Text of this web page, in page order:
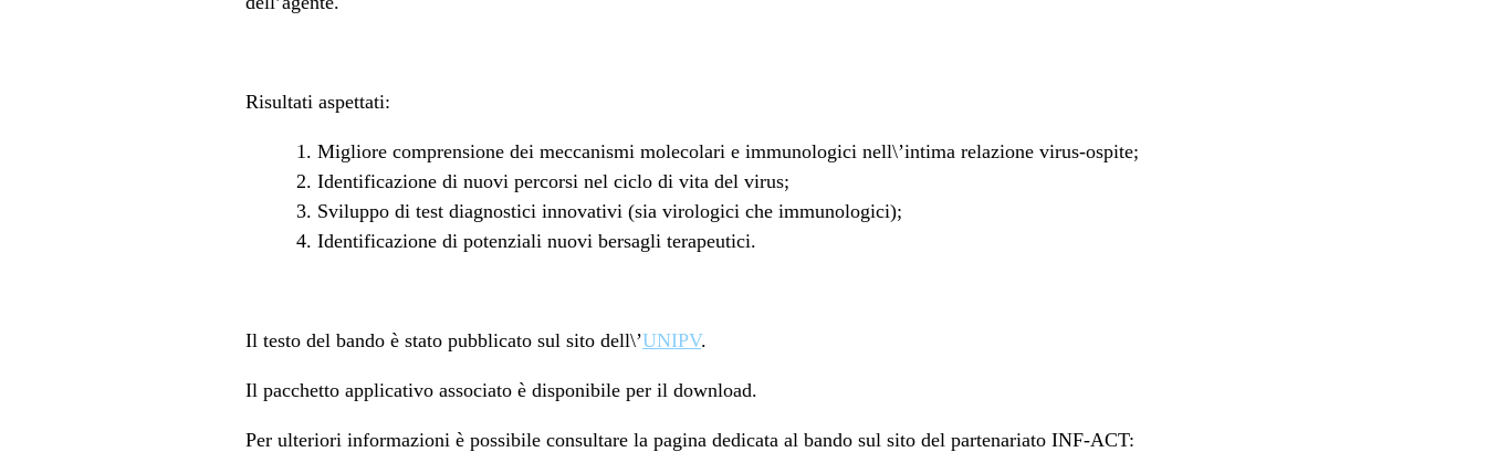
Risultati aspettati:
Migliore comprensione dei meccanismi molecolari e immunologici nell\’intima relazione virus-ospite;
Identificazione di nuovi percorsi nel ciclo di vita del virus;
Sviluppo di test diagnostici innovativi (sia virologici che immunologici);
Identificazione di potenziali nuovi bersagli terapeutici.
Il testo del bando è stato pubblicato sul sito dell\’UNIPV.
Il pacchetto applicativo associato è disponibile per il download.
Per ulteriori informazioni è possibile consultare la pagina dedicata al bando sul sito del partenariato INF-ACT: